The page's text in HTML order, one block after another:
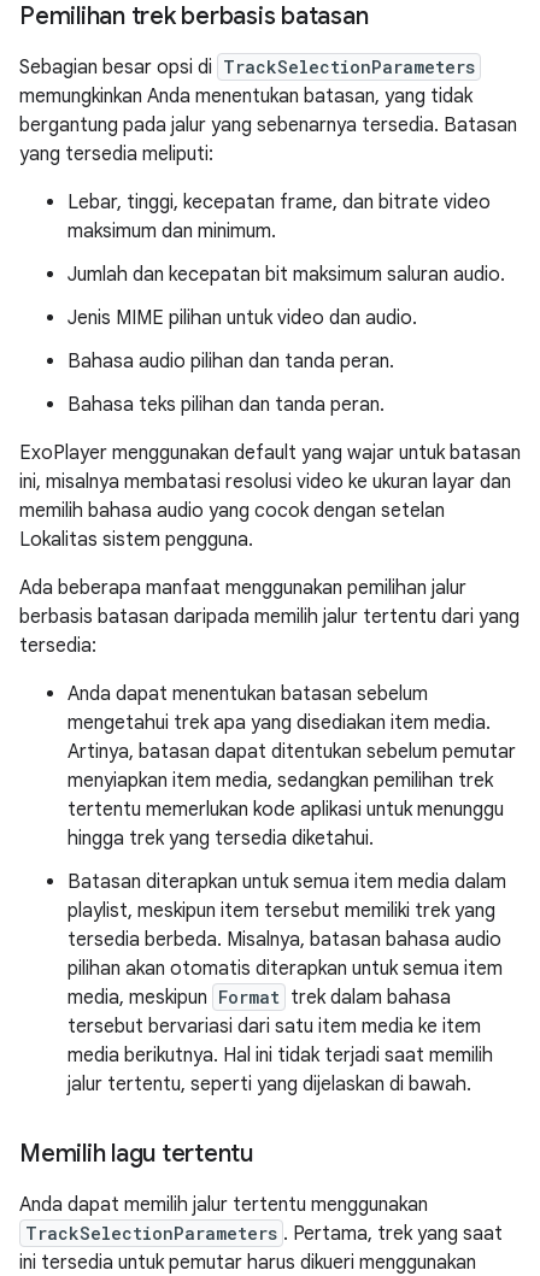
Pemilihan trek berbasis batasan
Sebagian besar opsi di TrackSelectionParameters
memungkinkan Anda menentukan batasan, yang tidak
bergantung pada jalur yang sebenarnya tersedia. Batasan
yang tersedia meliputi:
Lebar, tinggi, kecepatan frame, dan bitrate video
maksimum dan minimum.
Jumlah dan kecepatan bit maksimum saluran audio.
Jenis MIME pilihan untuk video dan audio.
Bahasa audio pilihan dan tanda peran.
Bahasa teks pilihan dan tanda peran.
ExoPlayer menggunakan default yang wajar untuk batasan
ini, misalnya membatasi resolusi video ke ukuran layar dan
memilih bahasa audio yang cocok dengan setelan
Lokalitas sistem pengguna.
Ada beberapa manfaat menggunakan pemilihan jalur
berbasis batasan daripada memilih jalur tertentu dari yang
tersedia:
Anda dapat menentukan batasan sebelum
mengetahui trek apa yang disediakan item media.
Artinya, batasan dapat ditentukan sebelum pemutar
menyiapkan item media, sedangkan pemilihan trek
tertentu memerlukan kode aplikasi untuk menunggu
hingga trek yang tersedia diketahui.
Batasan diterapkan untuk semua item media dalam
playlist, meskipun item tersebut memiliki trek yang
tersedia berbeda. Misalnya, batasan bahasa audio
pilihan akan otomatis diterapkan untuk semua item
media, meskipun Format trek dalam bahasa
tersebut bervariasi dari satu item media ke item
media berikutnya. Hal ini tidak terjadi saat memilih
jalur tertentu, seperti yang dijelaskan di bawah.
Memilih lagu tertentu
Anda dapat memilih jalur tertentu menggunakan
TrackSelectionParameters . Pertama, trek yang saat
ini tersedia untuk pemutar harus dikueri menggunakan